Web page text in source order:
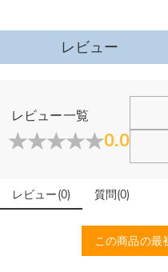
レビュー
レビュー一覧
0.0
レビュー(0) 質問(0)
この商品の最
ホーム＆雑貨
大量注文の制作は承っ
はい、対応可能です。ご
いたします。お気軽にお問
ードする画像に要求や
商品のベスト効果のため
配送＆返品について